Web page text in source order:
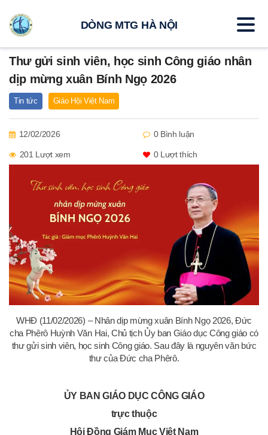
Thư gửi sinh viên, học sinh Công giáo nhân
dịp mừng xuân Bính Ngọ 2026
Tin tức Giáo Hội Việt Nam
12/02/2026 0 Bình luận
201 Lượt xem 0Lượt thích
WHĐ (11/02/2026) – Nhân dịp mừng xuân Bính Ngọ 2026, Đức
cha Phêrô Huỳnh Văn Hai, Chủ tịch Ủy ban Giáo dục Công giáo có
thư gửi sinh viên, học sinh Công giáo. Sau đây là nguyên văn bức
thư của Đức cha Phêrô.
ỦY BAN GIÁO DỤC CÔNG GIÁO
trực thuộc
Hội Đồng Giám Mục Việt Nam
DÒNG MTG HÀ NỘI